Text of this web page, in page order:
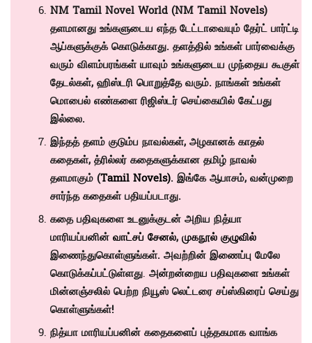
NM Tamil Novel World (NM Tamil Novels)
தளமானது உங்களுடைய எந்த டேட்டாவையும் தேர்ட் பார்ட்டி
ஆப்களுக்குக் கொடுக்காது. தளத்தில் உங்கள் பார்வைக்கு
வரும் விளம்பரங்கள் யாவும் உங்களுடைய முந்தைய கூகுள்
தேடல்கள், ஹிஸ்டரி பொறுத்தே வரும். நாங்கள் உங்கள்
மொபைல் எண்களை ரிஜிஸ்டர் செய்கையில் கேட்பது
இல்லை.
இந்தத் தளம் குடும்ப நாவல்கள், அழகானக் காதல்
கதைகள், த்ரில்லர் கதைகளுக்கான தமிழ் நாவல்
தளமாகும் (Tamil Novels). இங்கே ஆபாசம், வன்முறை
சார்ந்த கதைகள் பதியப்படாது.
கதை பதிவுகளை உடனுக்குடன் அறிய நித்யா
மாரியப்பனின்வாட்சப் சேனல்,முகநூல் குழுவில்
இணைந்துகொள்ளுங்கள். அவற்றின் இணைப்பு மேலே
கொடுக்கப்பட்டுள்ளது. அன்றன்றைய பதிவுகளை உங்கள்
மின்னஞ்சலில் பெற்ற நியூஸ் லெட்டரை சப்ஸ்கிரைப் செய்து
கொள்ளுங்கள்!
நித்யா மாரியப்பனின் கதைகளைப் புத்தகமாக வாங்க